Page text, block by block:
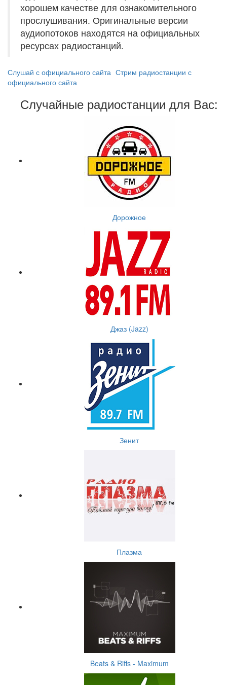
хорошем качестве для ознакомительного
прослушивания. Оригинальные версии
аудиопотоков находятся на официальных
ресурсах радиостанций.
Слушай с официального сайта Стрим радиостанции с
официального сайта
Случайные радиостанции для Вас:
Дорожное
Джаз (Jazz)
Зенит
Плазма
Beats & Riffs - Maximum